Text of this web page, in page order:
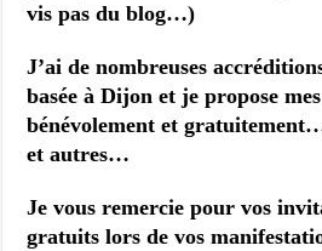
vis pas du blog…)
J’ai de nombreuses
basée à Dijon et je propose
bénévolement et
et autres…
Je vous remercie pour vos
gratuits lors de vos